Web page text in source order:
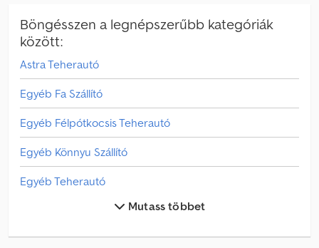
Böngésszen a legnépszerűbb kategóriák
között:
Astra Teherautó
Egyéb Fa Szállító
Egyéb Félpótkocsis Teherautó
Egyéb Könnyu Szállító
Egyéb Teherautó
Freightliner Teherautó
Fruehauf T Félpótkocsis Teherautó
Mutass többet